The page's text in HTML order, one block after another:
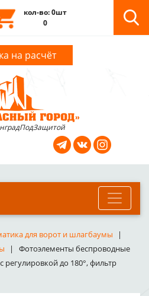
кол-во: 0шт
0
на расчёт
для ворот и шлагбаумы
Фотоэлементы беспроводные
регулировкой до 180°, фильтр